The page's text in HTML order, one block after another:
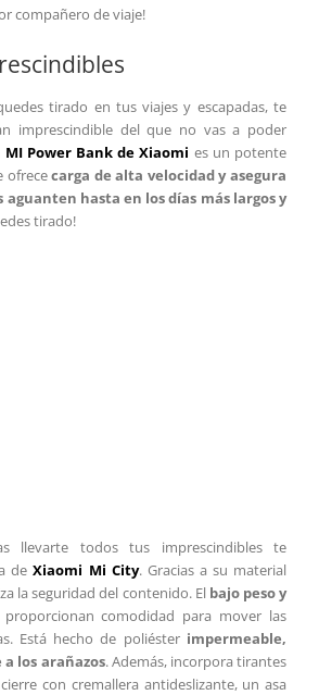
compañero de viaje!
tirado en tus viajes y escapadas, te
imprescindible del que no vas a poder
MI Power Bank de Xiaomi es un potente
ofrececarga de alta velocidad y asegura
aguanten hasta en los días más largos y
tirado!
llevarte todos tus imprescindibles te
de Xiaomi Mi City. Gracias a su material
la seguridad del contenido. Elbajo peso y
comodidad para mover las
Está hecho de poliéster impermeable,
los arañazos. Además, incorpora tirantes
con cremallera antideslizante, un asa